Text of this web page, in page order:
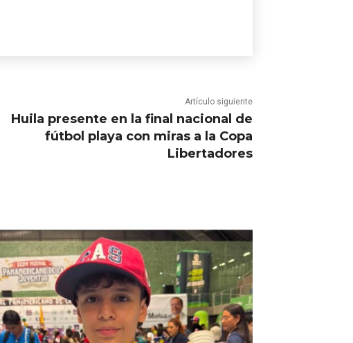
Artículo siguiente
Huila presente en la final nacional de
fútbol playa con miras a la Copa
Libertadores